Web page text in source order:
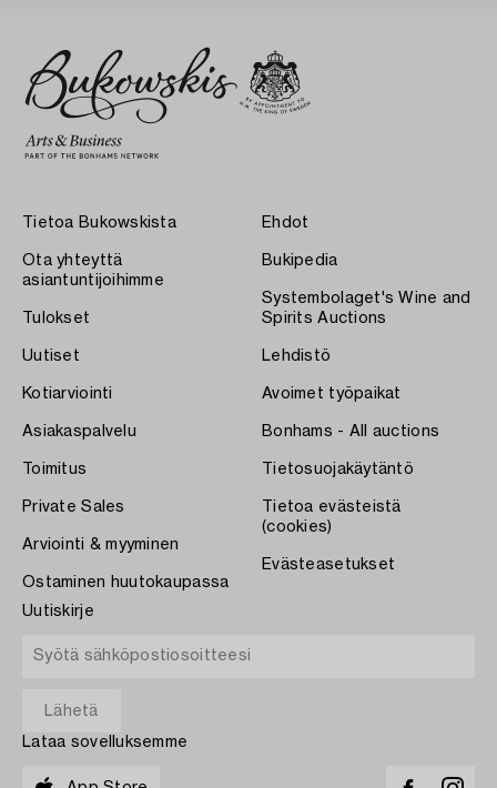
Tietoa Bukowskista
Ota yhteyttä
asiantuntijoihimme
Tulokset
Uutiset
Kotiarviointi
Asiakaspalvelu
Toimitus
Private Sales
Arviointi & myyminen
Ostaminen huutokaupassa
Ehdot
Bukipedia
Systembolaget's Wine and
Spirits Auctions
Lehdistö
Avoimet työpaikat
Bonhams - All auctions
Tietosuojakäytäntö
Tietoa evästeistä
(cookies)
Evästeasetukset
Uutiskirje
Lataa sovelluksemme